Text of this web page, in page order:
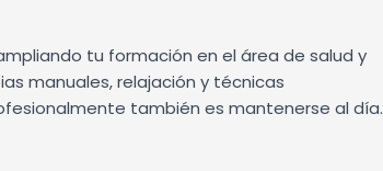
tu formación en el área de salud y
manuales, relajación y técnicas
también es mantenerse al día.